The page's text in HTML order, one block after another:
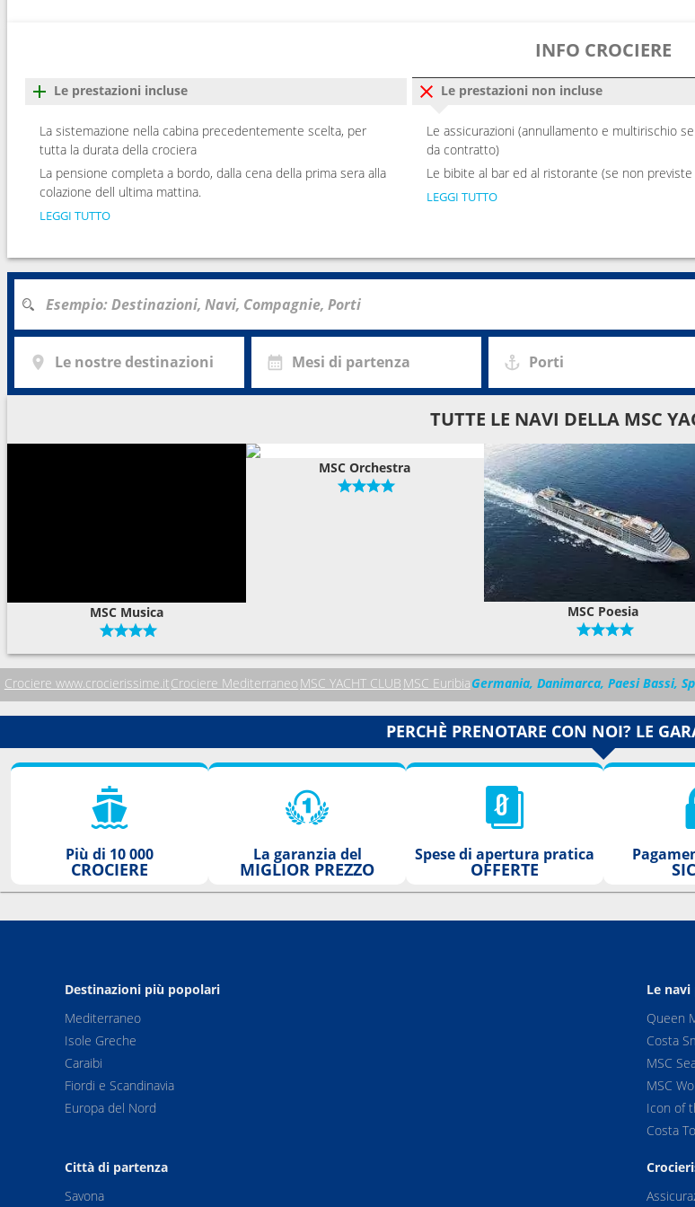
INFO CROCIERE
Le prestazioni incluse
La sistemazione nella cabina precedentemente scelta, per
tutta la durata della crociera
La pensione completa a bordo, dalla cena della prima sera alla
colazione dell ultima mattina.
LEGGI TUTTO
Le prestazioni non incluse
Le assicurazioni (annullamento e multirischio
da contratto)
Le bibite al bar ed al ristorante (se non
LEGGI TUTTO
Le nostre destinazioni Mesi di partenza Porti
TUTTE LE NAVI DELLA MSC
MSC Musica
MSC Orchestra
MSC Poesia
Crociere www.crocierissime.itCrociere Mediterraneo MSC YACHT CLUB MSC EuribiaGermania, Danimarca, Paesi Bassi,
PERCHÈ PRENOTARE CON NOI? LE
Più di 10 000
CROCIERE
La garanzia del
MIGLIOR PREZZO
Spese di apertura pratica
OFFERTE
Destinazioni più popolari
Mediterraneo
Isole Greche
Caraibi
Fiordi e Scandinavia
Europa del Nord
Le
Queen
Costa
MSC
MSC
Icon of
Costa
Città di partenza
Savona